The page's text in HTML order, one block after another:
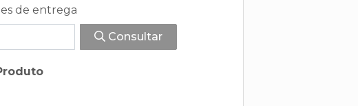
de entrega
Consultar